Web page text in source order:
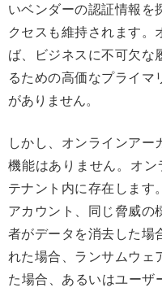
いベンダーの認証情報を
クセスも維持されます。
ば、ビジネスに不可欠な
るための高価なプライマ
がありません。
しかし、オンラインアー
機能はありません。オン
テナント内に存在します
アカウント、同じ脅威の
者がデータを消去した場
れた場合、ランサムウェ
た場合、あるいはユー